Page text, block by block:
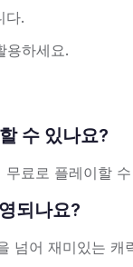
다.
용하세요.
수 있나요?
료로 플레이할 수
되나요?
어 재미있는 캐